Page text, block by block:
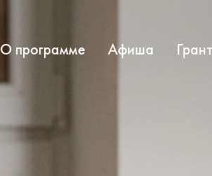
О программе Афиша